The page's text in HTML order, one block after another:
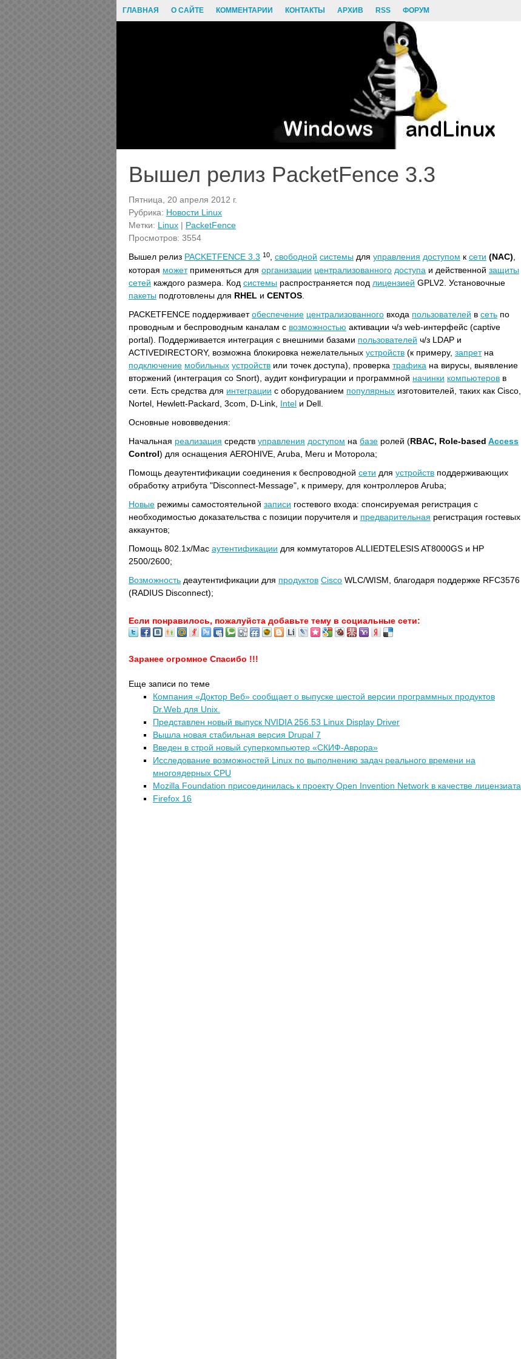
ГЛАВНАЯ О САЙТЕ КОММЕНТАРИИ КОНТАКТЫ АРХИВ RSS ФОРУМ
Вышел релиз PacketFence 3.3
Пятница, 20 апреля 2012 г.
Рубрика: Новости Linux
Метки: Linux | PacketFence
Просмотров: 3554
Вышел релиз PACKETFENCE 3.3 10 свободной системы для управления доступом к сети (NAC)
которая можетприменяться для организации централизованного доступа и действенной защиты
сетей каждого размера. Код системы распространяется под лицензией GPLV2. Установочные
пакеты подготовлены для RHEL и CENTOS
PACKETFENCE поддерживаетобеспечение централизованного входа пользователей в сеть по
проводным и беспроводным каналам с возможностью активации ч/з web-интерфейс (captive
portal). Поддерживается интеграция с внешними базами пользователей ч/з LDAP и
ACTIVEDIRECTORY, возможна блокировка нежелательных устройств (к примеру, запретна
подключение мобильных устройств или точек доступа), проверка трафика на вирусы, выявление
вторжений (интеграция со Snort), аудит конфигурации и программной начинки компьютеров в
сети. Есть средства для интеграции с оборудованием популярных изготовителей, таких как Cisco,
Nortel, Hewlett-Packard, 3com, D-Link, Intel и Dell.
Основные нововведения:
Начальная реализация средств управления доступом на базе ролей (RBAC, Role-based Access
Control) для оснащения AEROHIVE, Aruba, Meru и Моторола;
Помощь деаутентификации соединения к беспроводной сети для устройств поддерживающих
обработку атрибута "Disconnect-Message", к примеру, для контроллеров Aruba;
Новые режимы самостоятельной записи гостевого входа: спонсируемая регистрация с
необходимостью доказательства с позиции поручителя и предварительная регистрация гостевых
аккаунтов;
Помощь 802.1x/Mac аутентификации для коммутаторов ALLIEDTELESIS AT8000GS и HP
2500/2600;
Возможность деаутентификации для продуктов Cisco WLC/WISM, благодаря поддержке RFC3576
(RADIUS Disconnect);
Если понравилось, пожалуйста добавьте тему в социальные сети:
Заранее огромное Спасибо !!!
Еще записи по теме
Компания «Доктор Веб» сообщает о выпуске шестой версии программных продуктов
Dr.Web для Unix.
Представлен новый выпуск NVIDIA 256.53 Linux Display Driver
Вышла новая стабильная версия Drupal 7
Введен в строй новый суперкомпьютер «СКИФ-Аврора»
Исследование возможностей Linux по выполнению задач реального времени на
многоядерных CPU
Mozilla Foundation присоединилась к проекту Open Invention Network в качестве лицензиата
Firefox 16